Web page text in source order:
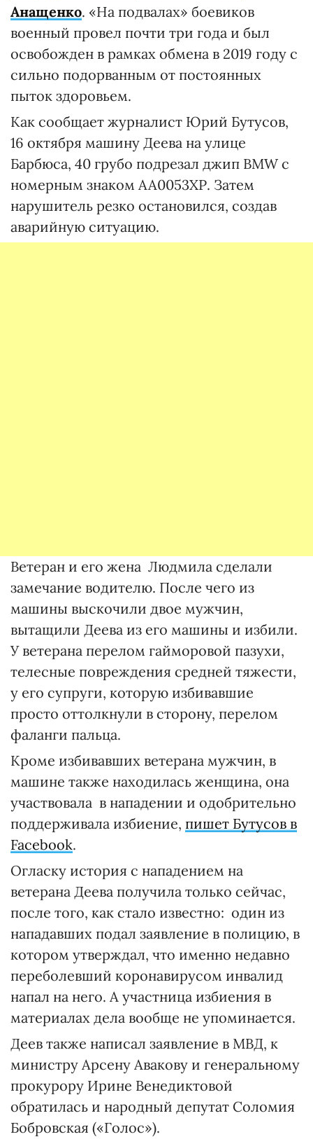
Анащенко. «На подвалах» боевиков
военный провел почти три года и был
освобожден в рамках обмена в 2019 году с
сильно подорванным от постоянных
пыток здоровьем.
Как сообщает журналист Юрий Бутусов,
16 октября машину Деева на улице
Барбюса, 40 грубо подрезал джип BMW с
номерным знаком АА0053ХР. Затем
нарушитель резко остановился, создав
аварийную ситуацию.
Ветеран и его жена Людмила сделали
замечание водителю. После чего из
машины выскочили двое мужчин,
вытащили Деева из его машины и избили.
У ветерана перелом гайморовой пазухи,
телесные повреждения средней тяжести,
у его супруги, которую избивавшие
просто оттолкнули в сторону, перелом
фаланги пальца.
Кроме избивавших ветерана мужчин, в
машине также находилась женщина, она
участвовала в нападении и одобрительно
поддерживала избиение, пишет Бутусов в
Facebook.
Огласку история с нападением на
ветерана Деева получила только сейчас,
после того, как стало известно: один из
нападавших подал заявление в полицию, в
котором утверждал, что именно недавно
переболевший коронавирусом инвалид
напал на него. А участница избиения в
материалах дела вообще не упоминается.
Деев также написал заявление в МВД, к
министру Арсену Авакову и генеральному
прокурору Ирине Венедиктовой
обратилась и народный депутат Соломия
Бобровская («Голос»).